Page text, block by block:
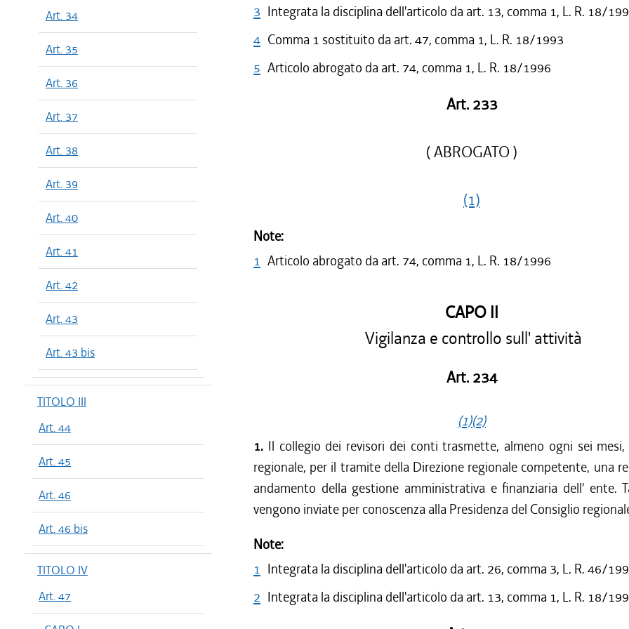
Art. 34
Art. 35
Art. 36
Art. 37
Art. 38
Art. 39
Art. 40
Art. 41
Art. 42
Art. 43
Art. 43 bis
TITOLO III
Art. 44
Art. 45
Art. 46
Art. 46 bis
TITOLO IV
Art. 47
3 Integrata la disciplina dell'articolo da art. 13, comma 1, L. R. 18/
4 Comma 1 sostituito da art. 47, comma 1, L. R. 18/1993
5 Articolo abrogato da art. 74, comma 1, L. R. 18/1996
Art. 233
( ABROGATO )
(1)
Note:
1 Articolo abrogato da art. 74, comma 1, L. R. 18/1996
CAPO II
Vigilanza e controllo sull' attività
Art. 234
(1)(2)
1. Il collegio dei revisori dei conti trasmette, almeno ogni sei
regionale, per il tramite della Direzione regionale competente, una
andamento della gestione amministrativa e finanziaria dell' ente.
vengono inviate per conoscenza alla Presidenza del Consiglio
Note:
1 Integrata la disciplina dell'articolo da art. 26, comma 3, L. R. 46/
2 Integrata la disciplina dell'articolo da art. 13, comma 1, L. R. 18/